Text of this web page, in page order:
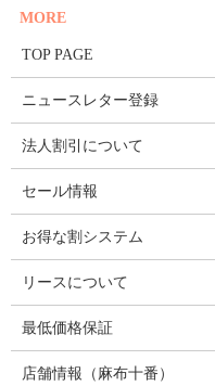
MORE
TOP PAGE
ニュースレター登録
法人割引について
セール情報
お得な割システム
リースについて
最低価格保証
店舗情報（麻布十番）